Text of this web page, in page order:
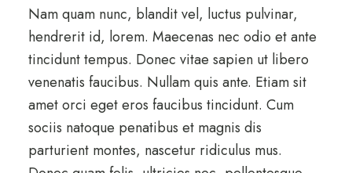
Nam quam nunc, blandit vel, luctus pulvinar,
hendrerit id, lorem. Maecenas nec odio et ante
tincidunt tempus. Donec vitae sapien ut libero
venenatis faucibus. Nullam quis ante. Etiam sit
amet orci eget eros faucibus tincidunt. Cum
sociis natoque penatibus et magnis dis
parturient montes, nascetur ridiculus mus.